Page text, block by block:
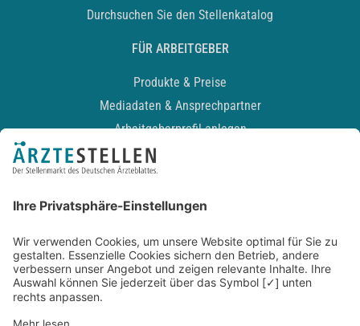
Durchsuchen Sie den Stellenkatalog
FÜR ARBEITGEBER
Produkte & Preise
Mediadaten & Ansprechpartner
Arbeitgeberprofil anlegen
Recruiting-Podcast
Kontakt
Datenschutz
Newsletter